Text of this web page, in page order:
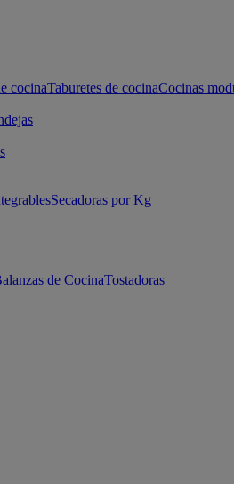
cocinaTaburetes de cocinaCocinas
Secadoras por Kg
de CocinaTostadoras